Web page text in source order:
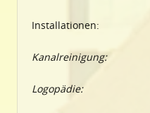
Installationen:
Kanalreinigung:
Logopädie: